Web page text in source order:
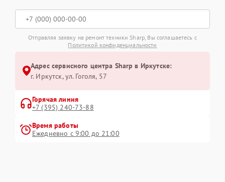
Отправляя заявку на ремонт техники Sharp, Вы соглашаетесь с
Политикой конфиденциальности
Адрес сервисного центра Sharp в Иркутске:
г. Иркутск, ул. ​Гоголя, 57
Горячая линия
+7 (395) 240-73-88
Время работы
Ежедневно с 9:00 до 21:00